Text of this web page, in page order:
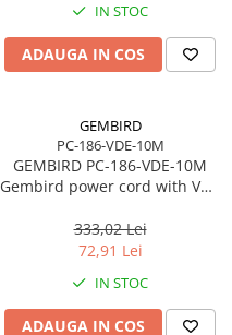
IN STOC
ADAUGA IN COS
GEMBIRD
PC-186-VDE-10M
GEMBIRD PC-186-VDE-10M
Gembird power cord with VDE
333,02 Lei
72,91 Lei
IN STOC
ADAUGA IN COS